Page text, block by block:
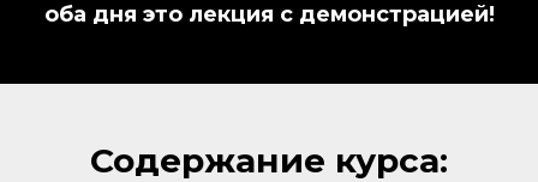
оба дня это лекция с демонстрацией!
Содержание курса: